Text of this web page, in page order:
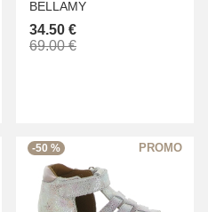
BELLAMY
34.50 €
69.00 €
-50 %